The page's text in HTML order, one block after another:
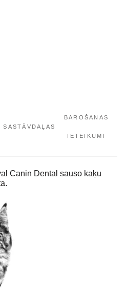
SASTĀVDAĻAS
BAROŠANAS
IETEIKUMI
Canin Dental sauso kaķu